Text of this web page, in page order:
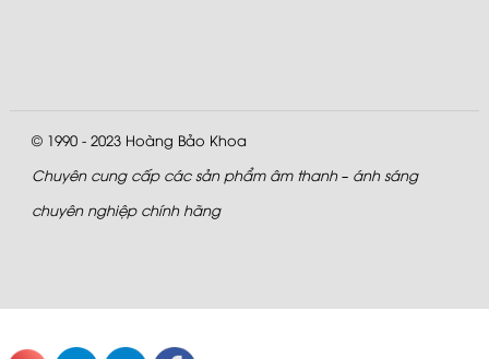
© 1990 - 2023 Hoàng Bảo Khoa
Chuyên cung cấp các sản phẩm âm thanh – ánh sáng
chuyên nghiệp chính hãng